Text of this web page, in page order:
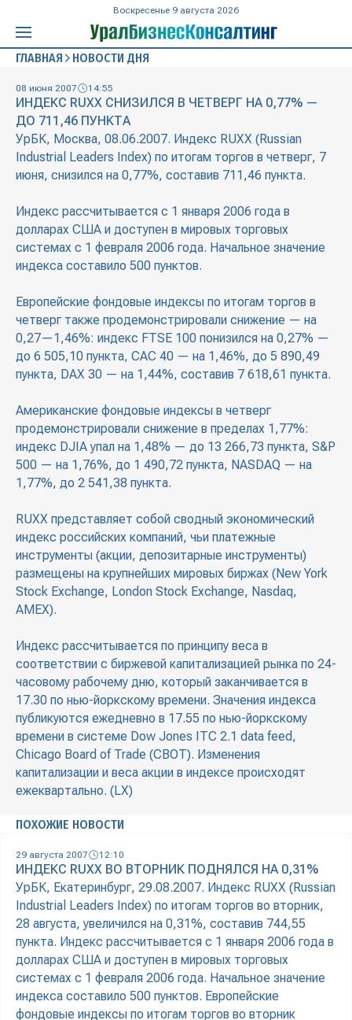
Воскресенье 9 августа 2026
ГЛАВНАЯ НОВОСТИ ДНЯ
08 июня 2007 14:55
ИНДЕКС RUXX СНИЗИЛСЯ В ЧЕТВЕРГ НА 0,77% —
ДО 711,46 ПУНКТА
УрБК, Москва, 08.06.2007. Индекс RUXX (Russian
Industrial Leaders Index) по итогам торгов в четверг, 7
июня, снизился на 0,77%, составив 711,46 пункта.
Индекс рассчитывается с 1 января 2006 года в
долларах США и доступен в мировых торговых
системах с 1 февраля 2006 года. Начальное значение
индекса составило 500 пунктов.
Европейские фондовые индексы по итогам торгов в
четверг также продемонстрировали снижение — на
0,27—1,46%: индекс FTSE 100 понизился на 0,27% —
до 6 505,10 пункта, CAC 40 — на 1,46%, до 5 890,49
пункта, DAX 30 — на 1,44%, составив 7 618,61 пункта.
Американские фондовые индексы в четверг
продемонстрировали снижение в пределах 1,77%:
индекс DJIA упал на 1,48% — до 13 266,73 пункта, S&P
500 — на 1,76%, до 1 490,72 пункта, NASDAQ — на
1,77%, до 2 541,38 пункта.
RUXX представляет собой сводный экономический
индекс российских компаний, чьи платежные
инструменты (акции, депозитарные инструменты)
размещены на крупнейших мировых биржах (New York
Stock Exchange, London Stock Exchange, Nasdaq,
AMEX).
Индекс рассчитывается по принципу веса в
соответствии с биржевой капитализацией рынка по 24-
часовому рабочему дню, который заканчивается в
17.30 по нью-йоркскому времени. Значения индекса
публикуются ежедневно в 17.55 по нью-йоркскому
времени в системе Dow Jones ITC 2.1 data feed,
Chicago Board of Trade (CBOT). Изменения
капитализации и веса акции в индексе происходят
ежеквартально. (LX)
ПОХОЖИЕ НОВОСТИ
29 августа 2007 12:10
ИНДЕКС RUXX ВО ВТОРНИК ПОДНЯЛСЯ НА 0,31%
УрБК, Екатеринбург, 29.08.2007. Индекс RUXX (Russian
Industrial Leaders Index) по итогам торгов во вторник,
28 августа, увеличился на 0,31%, составив 744,55
пункта. Индекс рассчитывается с 1 января 2006 года в
долларах США и доступен в мировых торговых
системах с 1 февраля 2006 года. Начальное значение
индекса составило 500 пунктов. Европейские
фондовые индексы по итогам торгов во вторник